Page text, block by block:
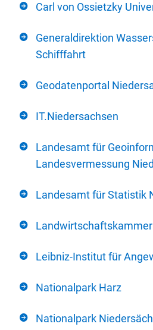
Carl von Ossietzky
Generaldirektion
Schifffahrt
Geodatenportal
IT.Niedersachsen
Landesamt für
Landesvermessung
Landesamt für Statistik
Leibniz-Institut für
Nationalpark Harz
Nationalpark